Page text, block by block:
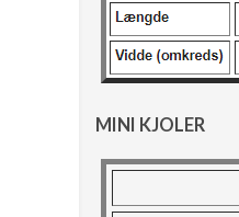
MINI KJOLER